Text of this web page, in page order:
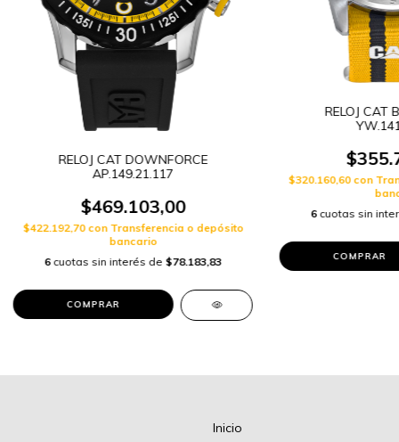
RELOJ CAT DOWNFORCE
AP.149.21.117
$469.103,00
$422.192,70 con Transferencia o depósito
bancario
6 cuotas sin interés de $78.183,83
RELOJ CAT
$320.160,60 con
6 cuotas sin
Inicio